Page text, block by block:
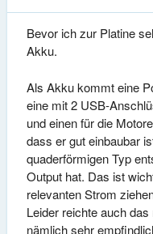
Bevor ich zur Platine
Akku.
Als Akku kommt eine
eine mit 2 USB-
und einen für die
dass er gut einbaubar
quaderförmigen Typ
Output hat. Das ist
relevanten Strom
Leider reichte auch
nämlich sehr